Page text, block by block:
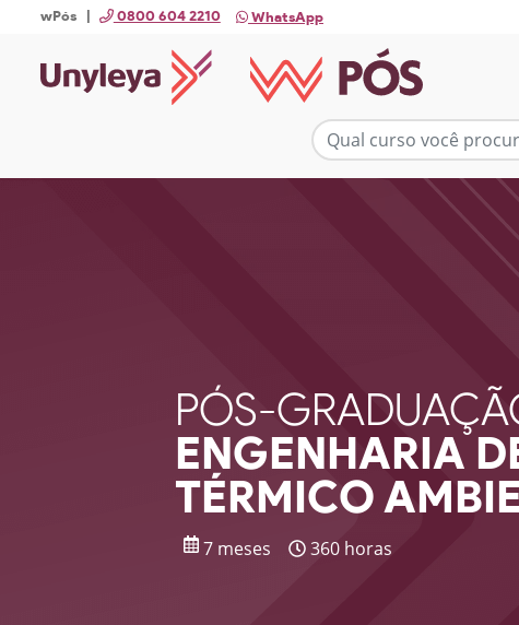
wPós | 0800 604 2210 WhatsApp
PÓS-
ENGENHARIA
TÉRMICO
7 meses 360 horas